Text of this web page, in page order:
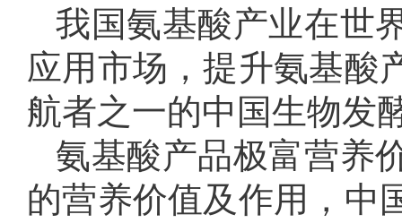
我国氨基酸产业在世
应用市场，提升氨基酸
航者之一的中国生物发
氨基酸产品极富营养
的营养价值及作用，中